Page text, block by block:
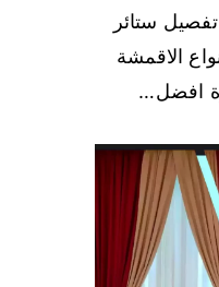
ستائر
الاقمشة
افضل…